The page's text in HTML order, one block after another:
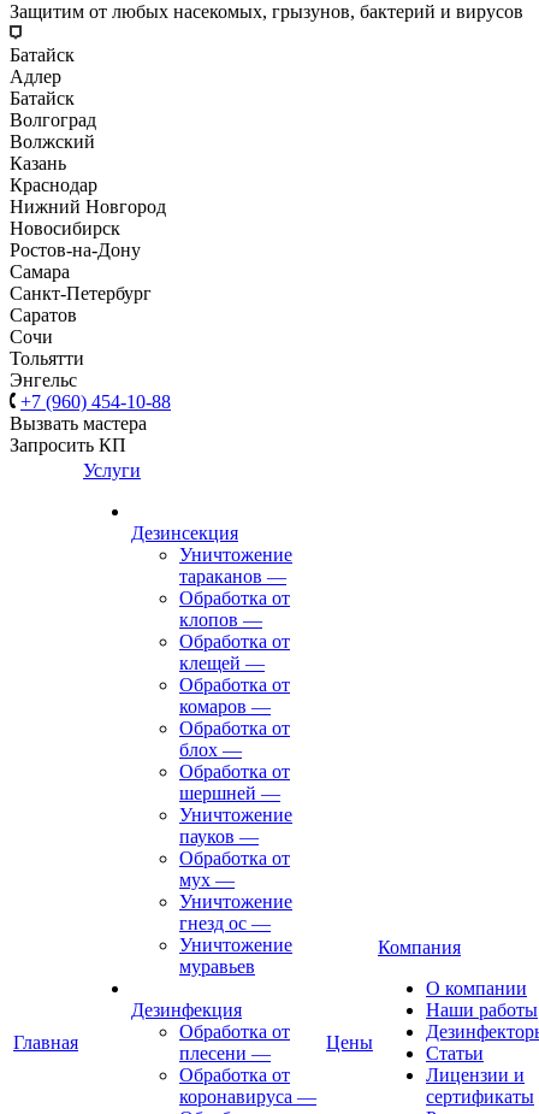
Защитим от любых насекомых, грызунов, бактерий и вирусов
Батайск
Адлер
Батайск
Волгоград
Волжский
Казань
Краснодар
Нижний Новгород
Новосибирск
Ростов-на-Дону
Самара
Санкт-Петербург
Саратов
Сочи
Тольятти
Энгельс
+7 (960) 454-10-88
Вызвать мастера
Запросить КП
Главная
Услуги
Дезинсекция
Уничтожение
тараканов —
Обработка от
клопов —
Обработка от
клещей —
Обработка от
комаров —
Обработка от
блох —
Обработка от
шершней —
Уничтожение
пауков —
Обработка от
мух —
Уничтожение
гнезд ос —
Уничтожение
муравьев
Дезинфекция
Обработка от
плесени —
Обработка от
коронавируса —
Цены
Компания
О компании
Наши работы
Статьи
Лицензии и
сертификаты